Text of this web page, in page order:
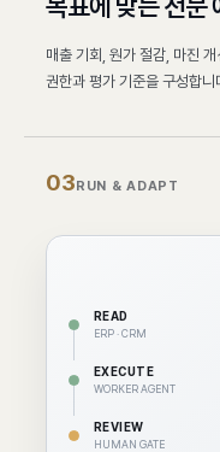
매출 기회, 원가 절감, 마진
권한과 평가 기준을 구성합니
03RUN & ADAPT
READ
ERP · CRM
EXECUTE
WORKER AGENT
REVIEW
HUMAN GATE